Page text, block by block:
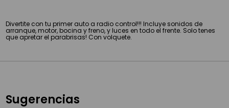
Divertite con tu primer auto a radio control!!! Incluye sonidos de
arranque, motor, bocina y freno, y luces en todo el frente. Solo tenes
que apretar el parabrisas! Con volquete.
Sugerencias